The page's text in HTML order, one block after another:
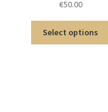
€50.00
Select options